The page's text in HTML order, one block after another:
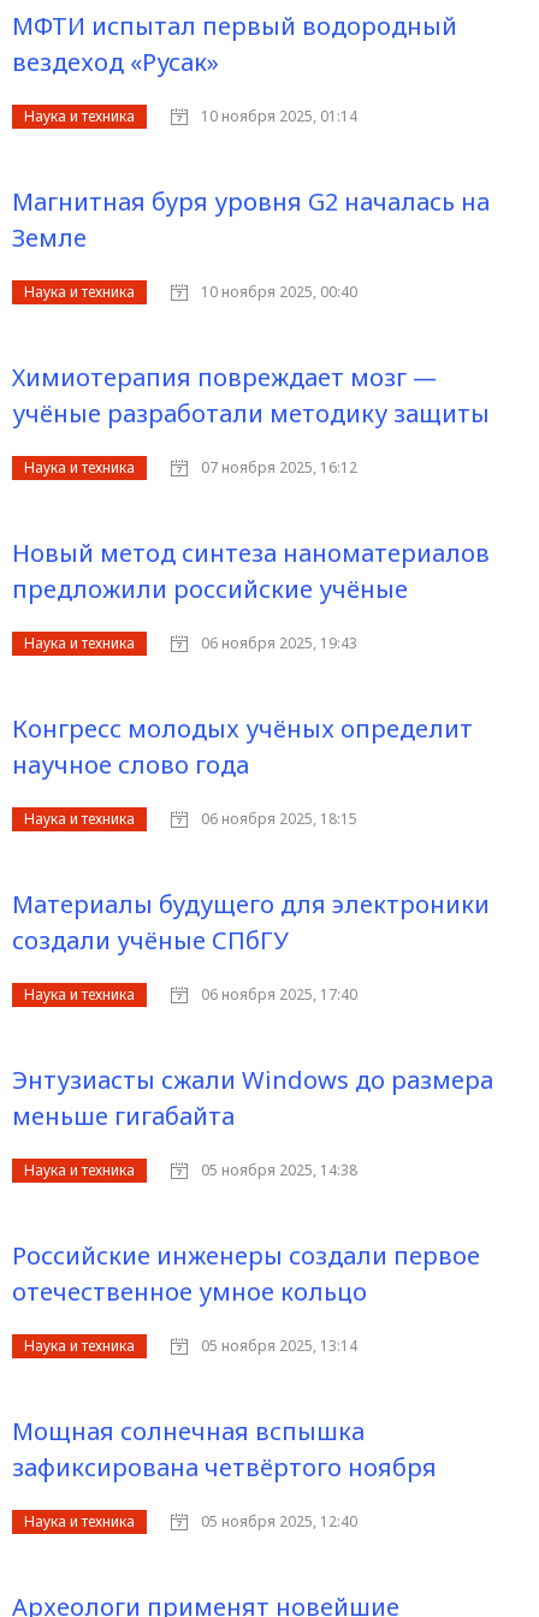
МФТИ испытал первый водородный
вездеход «Русак»
Наука и техника 10 ноября 2025, 01:14
Магнитная буря уровня G2 началась на
Земле
Наука и техника 10 ноября 2025, 00:40
Химиотерапия повреждает мозг —
учёные разработали методику защиты
Наука и техника 07 ноября 2025, 16:12
Новый метод синтеза наноматериалов
предложили российские учёные
Наука и техника 06 ноября 2025, 19:43
Конгресс молодых учёных определит
научное слово года
Наука и техника 06 ноября 2025, 18:15
Материалы будущего для электроники
создали учёные СПбГУ
Наука и техника 06 ноября 2025, 17:40
Энтузиасты сжали Windows до размера
меньше гигабайта
Наука и техника 05 ноября 2025, 14:38
Российские инженеры создали первое
отечественное умное кольцо
Наука и техника 05 ноября 2025, 13:14
Мощная солнечная вспышка
зафиксирована четвёртого ноября
Наука и техника 05 ноября 2025, 12:40
Археологи применят новейшие